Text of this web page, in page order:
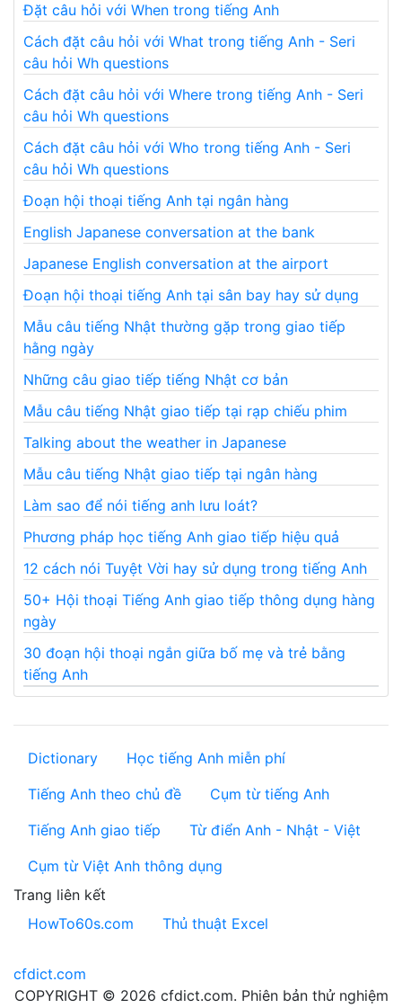
Đặt câu hỏi với When trong tiếng Anh
Cách đặt câu hỏi với What trong tiếng Anh - Seri
câu hỏi Wh questions
Cách đặt câu hỏi với Where trong tiếng Anh - Seri
câu hỏi Wh questions
Cách đặt câu hỏi với Who trong tiếng Anh - Seri
câu hỏi Wh questions
Đoạn hội thoại tiếng Anh tại ngân hàng
English Japanese conversation at the bank
Japanese English conversation at the airport
Đoạn hội thoại tiếng Anh tại sân bay hay sử dụng
Mẫu câu tiếng Nhật thường gặp trong giao tiếp
hằng ngày
Những câu giao tiếp tiếng Nhật cơ bản
Mẫu câu tiếng Nhật giao tiếp tại rạp chiếu phim
Talking about the weather in Japanese
Mẫu câu tiếng Nhật giao tiếp tại ngân hàng
Làm sao để nói tiếng anh lưu loát?
Phương pháp học tiếng Anh giao tiếp hiệu quả
12 cách nói Tuyệt Vời hay sử dụng trong tiếng Anh
50+ Hội thoại Tiếng Anh giao tiếp thông dụng hàng
ngày
30 đoạn hội thoại ngắn giữa bố mẹ và trẻ bằng
tiếng Anh
Dictionary
Học tiếng Anh miễn phí
Tiếng Anh theo chủ đề
Cụm từ tiếng Anh
Tiếng Anh giao tiếp
Từ điển Anh - Nhật - Việt
Cụm từ Việt Anh thông dụng
Trang liên kết
HowTo60s.com
Thủ thuật Excel
cfdict.com
COPYRIGHT © 2026 cfdict.com. Phiên bản thử nghiệm